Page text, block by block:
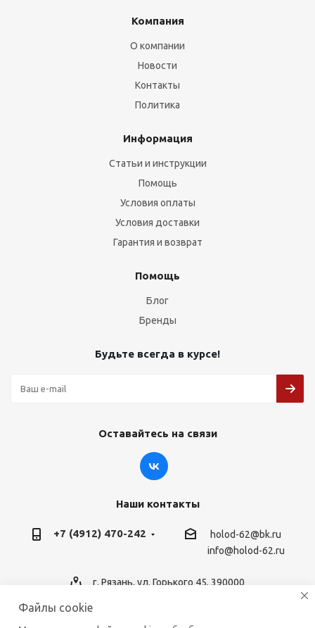
Компания
О компании
Новости
Контакты
Политика
Информация
Статьи и инструкции
Помощь
Условия оплаты
Условия доставки
Гарантия и возврат
Помощь
Блог
Бренды
Будьте всегда в курсе!
Оставайтесь на связи
Наши контакты
+7 (4912) 470-242
holod-62@bk.ru
info@holod-62.ru
г. Рязань, ул. Горького 45, 390000
Файлы cookie